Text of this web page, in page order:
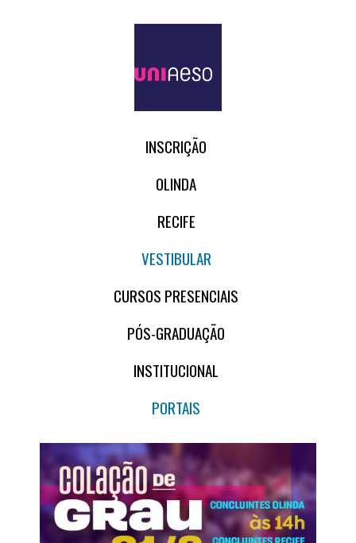
INSCRIÇÃO
OLINDA
RECIFE
VESTIBULAR
CURSOS PRESENCIAIS
PÓS-GRADUAÇÃO
INSTITUCIONAL
PORTAIS